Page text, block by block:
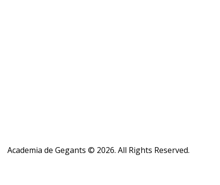
Academia de Gegants © 2026. All Rights Reserved.